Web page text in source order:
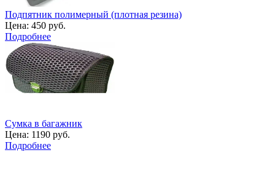
Подпятник полимерный (плотная резина)
Цена: 450 руб.
Подробнее
Сумка в багажник
Цена: 1190 руб.
Подробнее